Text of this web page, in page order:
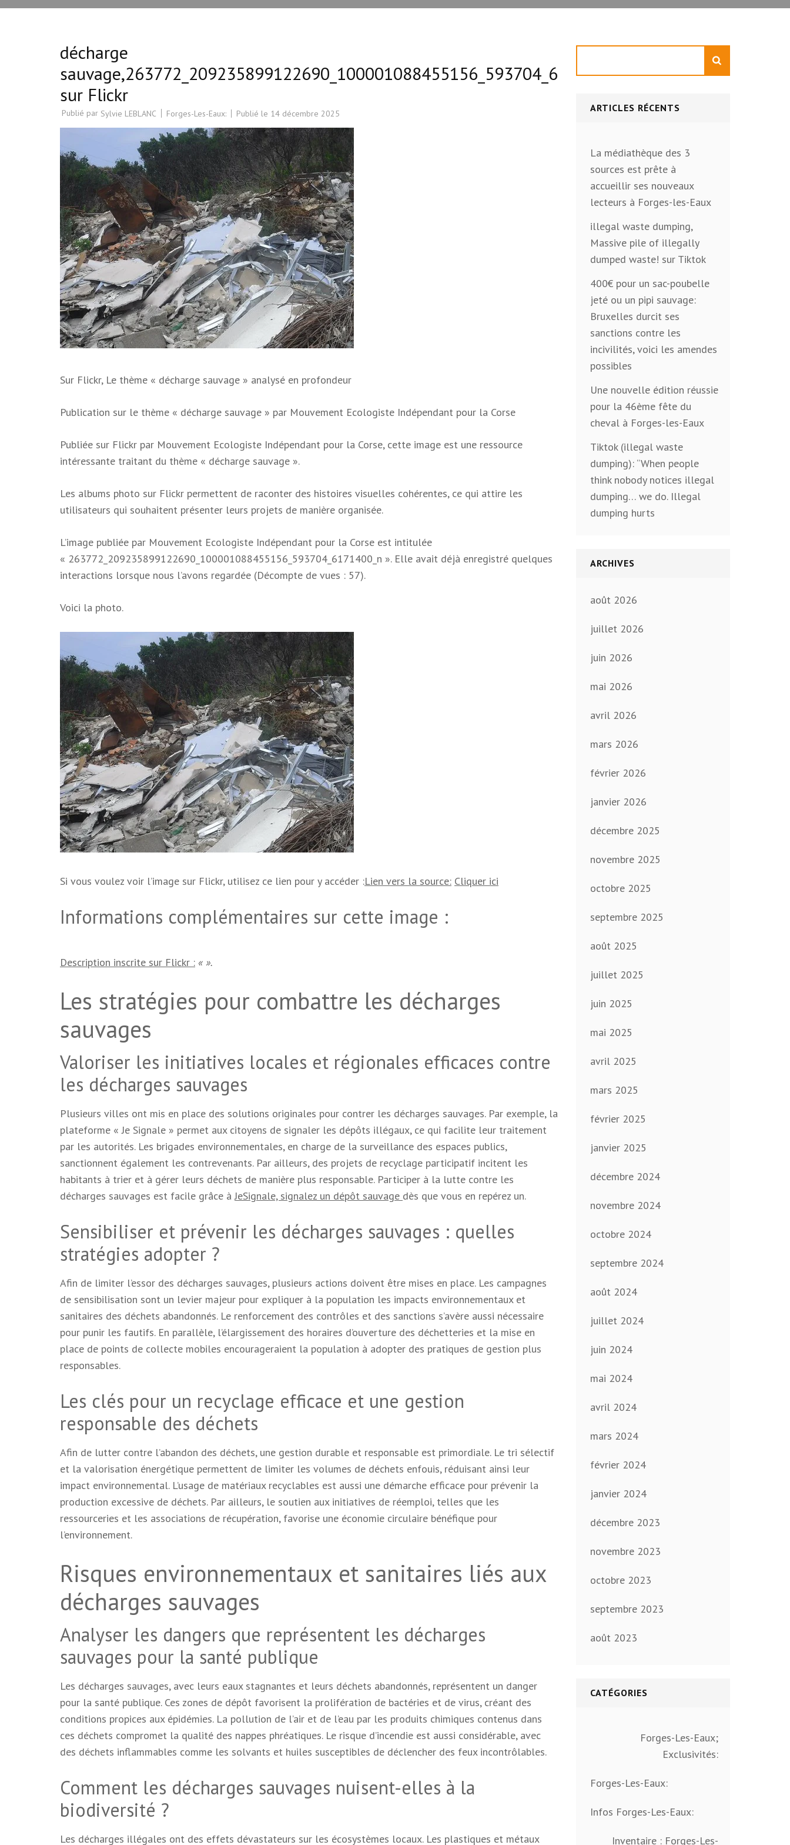
décharge
sauvage,263772_209235899122690_100001088455156_593704_6171400_n
sur Flickr
Publié par Sylvie LEBLANC Forges-Les-Eaux: Publié le 14 décembre 2025
Sur Flickr, Le thème « décharge sauvage » analysé en profondeur
Publication sur le thème « décharge sauvage » par Mouvement Ecologiste Indépendant pour la Corse
Publiée sur Flickr par Mouvement Ecologiste Indépendant pour la Corse, cette image est une ressource
intéressante traitant du thème « décharge sauvage ».
Les albums photo sur Flickr permettent de raconter des histoires visuelles cohérentes, ce qui attire les
utilisateurs qui souhaitent présenter leurs projets de manière organisée.
L’image publiée par Mouvement Ecologiste Indépendant pour la Corse est intitulée
« 263772_209235899122690_100001088455156_593704_6171400_n ». Elle avait déjà enregistré quelques
interactions lorsque nous l’avons regardée (Décompte de vues : 57).
Voici la photo.
Si vous voulez voir l’image sur Flickr, utilisez ce lien pour y accéder :Lien vers la source: Cliquer ici
Informations complémentaires sur cette image :
Description inscrite sur Flickr : « ».
Les stratégies pour combattre les décharges
sauvages
Valoriser les initiatives locales et régionales efficaces contre
les décharges sauvages
Plusieurs villes ont mis en place des solutions originales pour contrer les décharges sauvages. Par exemple, la
plateforme « Je Signale » permet aux citoyens de signaler les dépôts illégaux, ce qui facilite leur traitement
par les autorités. Les brigades environnementales, en charge de la surveillance des espaces publics,
sanctionnent également les contrevenants. Par ailleurs, des projets de recyclage participatif incitent les
habitants à trier et à gérer leurs déchets de manière plus responsable. Participer à la lutte contre les
décharges sauvages est facile grâce àJeSignale, signalez un dépôt sauvage dès que vous en repérez un.
Sensibiliser et prévenir les décharges sauvages : quelles
stratégies adopter ?
Afin de limiter l’essor des décharges sauvages, plusieurs actions doivent être mises en place. Les campagnes
de sensibilisation sont un levier majeur pour expliquer à la population les impacts environnementaux et
sanitaires des déchets abandonnés. Le renforcement des contrôles et des sanctions s’avère aussi nécessaire
pour punir les fautifs. En parallèle, l’élargissement des horaires d’ouverture des déchetteries et la mise en
place de points de collecte mobiles encourageraient la population à adopter des pratiques de gestion plus
responsables.
Les clés pour un recyclage efficace et une gestion
responsable des déchets
Afin de lutter contre l’abandon des déchets, une gestion durable et responsable est primordiale. Le tri sélectif
et la valorisation énergétique permettent de limiter les volumes de déchets enfouis, réduisant ainsi leur
impact environnemental. L’usage de matériaux recyclables est aussi une démarche efficace pour prévenir la
production excessive de déchets. Par ailleurs, le soutien aux initiatives de réemploi, telles que les
ressourceries et les associations de récupération, favorise une économie circulaire bénéfique pour
l’environnement.
Risques environnementaux et sanitaires liés aux
décharges sauvages
Analyser les dangers que représentent les décharges
sauvages pour la santé publique
Les décharges sauvages, avec leurs eaux stagnantes et leurs déchets abandonnés, représentent un danger
pour la santé publique. Ces zones de dépôt favorisent la prolifération de bactéries et de virus, créant des
conditions propices aux épidémies. La pollution de l’air et de l’eau par les produits chimiques contenus dans
ces déchets compromet la qualité des nappes phréatiques. Le risque d’incendie est aussi considérable, avec
des déchets inflammables comme les solvants et huiles susceptibles de déclencher des feux incontrôlables.
Comment les décharges sauvages nuisent-elles à la
biodiversité ?
Les décharges illégales ont des effets dévastateurs sur les écosystèmes locaux. Les plastiques et métaux
ARTICLES RÉCENTS
La médiathèque des 3
sources est prête à
accueillir ses nouveaux
lecteurs à Forges-les-Eaux
illegal waste dumping,
Massive pile of illegally
dumped waste! sur Tiktok
400€ pour un sac-poubelle
jeté ou un pipi sauvage:
Bruxelles durcit ses
sanctions contre les
incivilités, voici les amendes
possibles
Une nouvelle édition réussie
pour la 46ème fête du
cheval à Forges-les-Eaux
Tiktok (illegal waste
dumping): “When people
think nobody notices illegal
dumping… we do. Illegal
dumping hurts
ARCHIVES
août 2026
juillet 2026
juin 2026
mai 2026
avril 2026
mars 2026
février 2026
janvier 2026
décembre 2025
novembre 2025
octobre 2025
septembre 2025
août 2025
juillet 2025
juin 2025
mai 2025
avril 2025
mars 2025
février 2025
janvier 2025
décembre 2024
novembre 2024
octobre 2024
septembre 2024
août 2024
juillet 2024
juin 2024
mai 2024
avril 2024
mars 2024
février 2024
janvier 2024
décembre 2023
novembre 2023
octobre 2023
septembre 2023
août 2023
CATÉGORIES
Forges-Les-Eaux;
Exclusivités:
Forges-Les-Eaux:
Infos Forges-Les-Eaux:
Inventaire : Forges-Les-